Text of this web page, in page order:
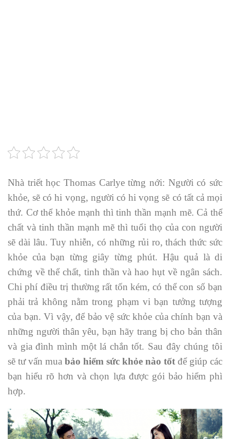
Nhà triết học Thomas Carlye từng nới: Người có sức
khỏe, sẽ có hi vọng, người có hi vọng sẽ có tất cả mọi
thứ. Cơ thể khỏe mạnh thì tinh thần mạnh mẽ. Cả thể
chất và tinh thần mạnh mẽ thì tuổi thọ của con người
sẽ dài lâu. Tuy nhiễn, có những rủi ro, thách thức sức
khỏe của bạn từng giây từng phút. Hậu quả là di
chứng về thể chất, tinh thần và hao hụt về ngân sách.
Chi phí điều trị thường rất tốn kém, có thể con số bạn
phải trả không nằm trong phạm vi bạn tưởng tượng
của bạn. Vì vậy, để bảo vệ sức khỏe của chính bạn và
những người thân yêu, bạn hãy trang bị cho bản thân
và gia đình mình một lá chắn tốt. Sau đây chúng tôi
sẽ tư vấn mua bảo hiểm sức khỏe nào tốt để giúp các
bạn hiểu rõ hơn và chọn lựa được gói bảo hiểm phì
hợp.